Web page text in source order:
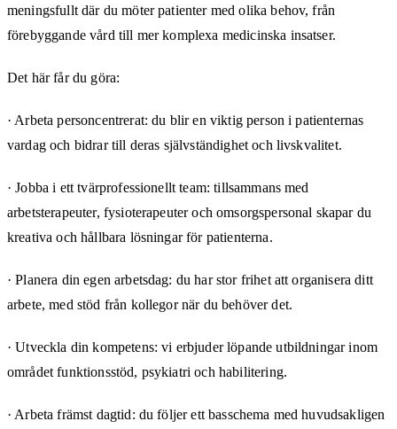
meningsfullt där du möter patienter med olika behov, från
förebyggande vård till mer komplexa medicinska insatser.
Det här får du göra:
· Arbeta personcentrerat: du blir en viktig person i patienternas
vardag och bidrar till deras självständighet och livskvalitet.
· Jobba i ett tvärprofessionellt team: tillsammans med
arbetsterapeuter, fysioterapeuter och omsorgspersonal skapar du
kreativa och hållbara lösningar för patienterna.
· Planera din egen arbetsdag: du har stor frihet att organisera ditt
arbete, med stöd från kollegor när du behöver det.
· Utveckla din kompetens: vi erbjuder löpande utbildningar inom
området funktionsstöd, psykiatri och habilitering.
· Arbeta främst dagtid: du följer ett basschema med huvudsakligen